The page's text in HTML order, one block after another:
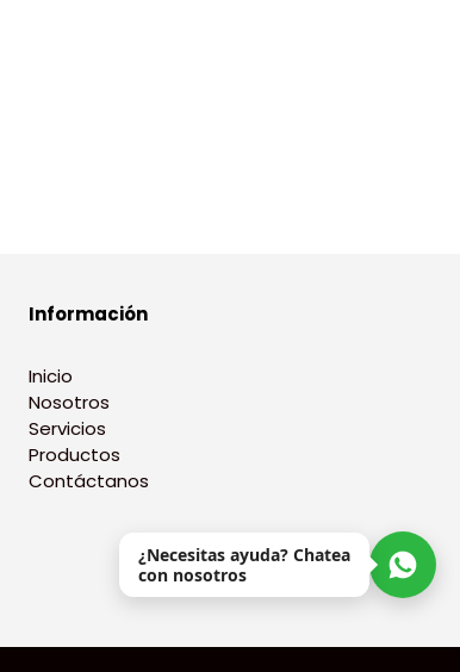
Información
Inicio
Nosotros
Servicios
Productos
Contáctanos
¿Necesitas ayuda? Chatea
con nosotros